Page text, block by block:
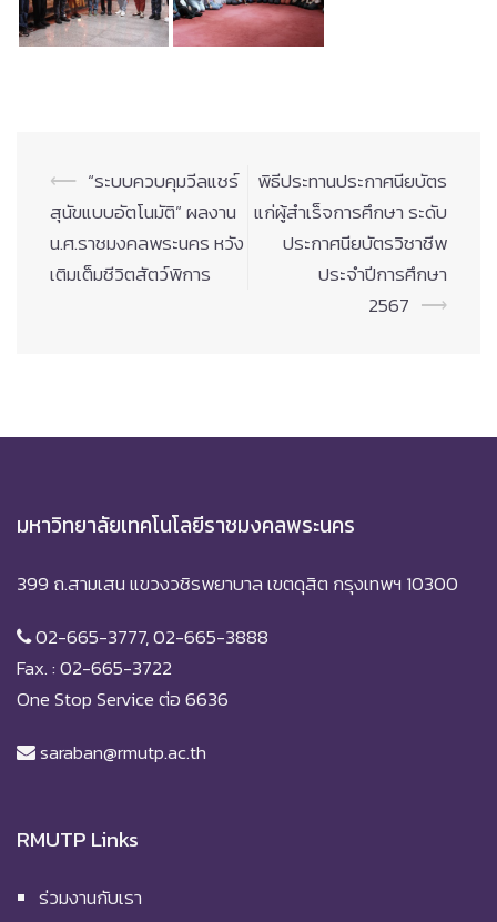
Post
navigation
⟵ “ระบบควบคุมวีลแชร์
สุนัขแบบอัตโนมัติ” ผลงาน
น.ศ.ราชมงคลพระนคร หวัง
เติมเต็มชีวิตสัตว์พิการ
พิธีประทานประกาศนียบัตร
แก่ผู้สำเร็จการศึกษา ระดับ
ประกาศนียบัตรวิชาชีพ
ประจำปีการศึกษา
2567 ⟶
มหาวิทยาลัยเทคโนโลยีราชมงคลพระนคร
399 ถ.สามเสน แขวงวชิรพยาบาล เขตดุสิต กรุงเทพฯ 10300
02-665-3777, 02-665-3888
Fax. : 02-665-3722
One Stop Service ต่อ 6636
saraban@rmutp.ac.th
RMUTP Links
ร่วมงานกับเรา